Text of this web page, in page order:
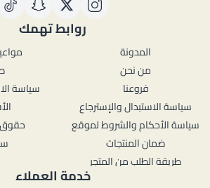
روابط تهمك
المدونة
من نحن
فروعنا
سياسة الاستبدال والإسترجاع
سياسة الأحكام والشروط لموقع
ضمان المنتجات
طريقة الطلب من المتجر
سياسة
حقوق
خدمة العملاء